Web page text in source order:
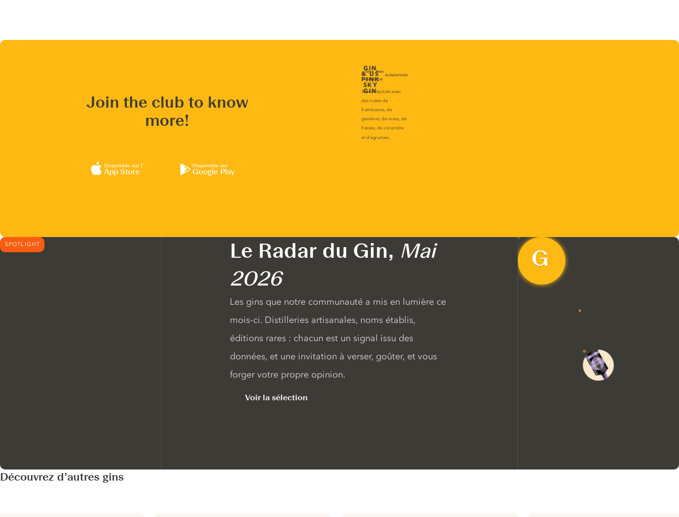
Join the club to know
more!
Disponible sur l’
App Store
Disponible sur
Google Play
SPOTLIGHT Le Radar du Gin, Mai
2026
Les gins que notre communauté a mis en lumière ce
mois-ci. Distilleries artisanales, noms établis,
éditions rares : chacun est un signal issu des
données, et une invitation à verser, goûter, et vous
forger votre propre opinion.
Voir la sélection
Découvrez d’autres gins